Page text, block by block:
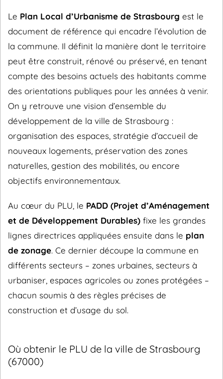
Le Plan Local d’Urbanisme de Strasbourg est le
document de référence qui encadre l’évolution de
la commune. Il définit la manière dont le territoire
peut être construit, rénové ou préservé, en tenant
compte des besoins actuels des habitants comme
des orientations publiques pour les années à venir.
On y retrouve une vision d’ensemble du
développement de la ville de Strasbourg :
organisation des espaces, stratégie d’accueil de
nouveaux logements, préservation des zones
naturelles, gestion des mobilités, ou encore
objectifs environnementaux.
Au cœur du PLU, le PADD (Projet d’Aménagement
et de Développement Durables) fixe les grandes
lignes directrices appliquées ensuite dans le plan
de zonage. Ce dernier découpe la commune en
différents secteurs – zones urbaines, secteurs à
urbaniser, espaces agricoles ou zones protégées –
chacun soumis à des règles précises de
construction et d’usage du sol.
Où obtenir le PLU de la ville de Strasbourg
(67000)